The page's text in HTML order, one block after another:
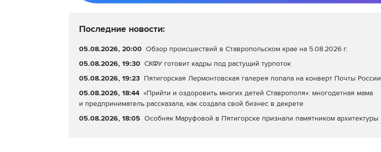
Последние новости:
05.08.2026, 20:00 Обзор происшествий в Ставропольском крае на 5.08.2026 г.
05.08.2026, 19:30 СКФУ готовит кадры под растущий турпоток
05.08.2026, 19:23 Пятигорская Лермонтовская галерея попала на конверт Почты России
05.08.2026, 18:44 «Прийти и оздоровить многих детей Ставрополя»: многодетная мама
и предприниматель рассказала, как создала свой бизнес в декрете
05.08.2026, 18:05 Особняк Маруфовой в Пятигорске признали памятником архитектуры